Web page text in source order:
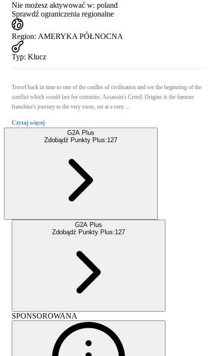
Nie możesz aktywować w: poland
Sprawdź ograniczenia regionalne
Region: AMERYKA PÓŁNOCNA
Typ: Klucz
Travel back in time to one of the cradles of civilisation and see the beginning of the
conflict which would last for centuries. Assassin's Creed: Origins is the famous
franchise's journey to the very roots, set at a very ...
Czytaj więcej
G2A Plus
Zdobądź Punkty Plus:127
G2A Plus
Zdobądź Punkty Plus:127
SPONSOROWANA